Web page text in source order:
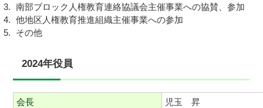
南部ブロック人権教育連絡協議会主催事業への協賛、参加
他地区人権教育推進組織主催事業への参加
その他
2024年役員
会長
児玉 昇